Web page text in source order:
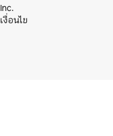
เงื่อนไข